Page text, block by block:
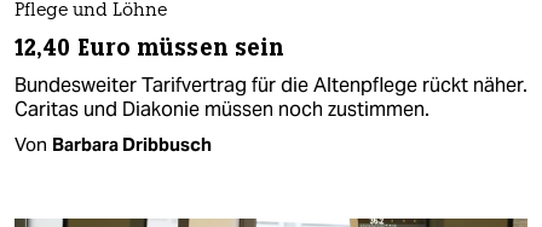
Pflege und Löhne
12,40 Euro müssen sein
Bundesweiter Tarifvertrag für die Altenpflege rückt näher.
Caritas und Diakonie müssen noch zustimmen.
Von Barbara Dribbusch